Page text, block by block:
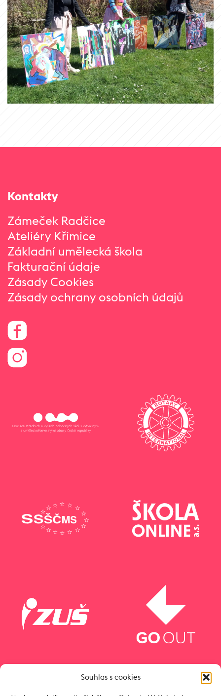
Souhlas s cookies
Kontakty
Zámeček Radčice
Ateliéry Křimice
Základní umělecká škola
Fakturační údaje
Zásady Cookies
Zásady ochrany osobních údajů